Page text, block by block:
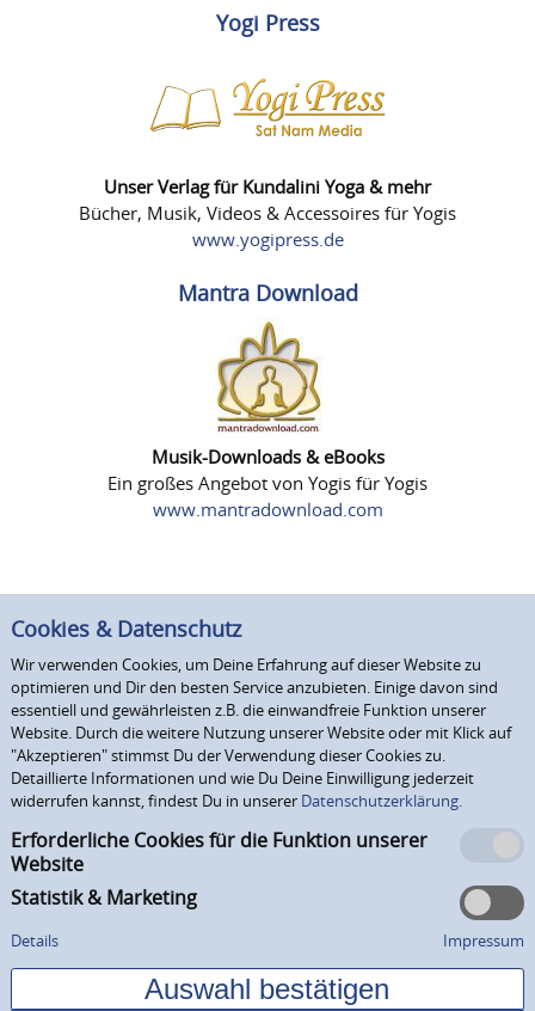
Yogi Press
Unser Verlag für Kundalini Yoga & mehr
Bücher, Musik, Videos & Accessoires für Yogis
www.yogipress.de
Mantra Download
Musik-Downloads & eBooks
Ein großes Angebot von Yogis für Yogis
www.mantradownload.com
Cookies & Datenschutz
Wir verwenden Cookies, um Deine Erfahrung auf dieser Website zu
optimieren und Dir den besten Service anzubieten. Einige davon sind
essentiell und gewährleisten z.B. die einwandfreie Funktion unserer
Website. Durch die weitere Nutzung unserer Website oder mit Klick auf
"Akzeptieren" stimmst Du der Verwendung dieser Cookies zu.
Detaillierte Informationen und wie Du Deine Einwilligung jederzeit
widerrufen kannst, findest Du in unserer Datenschutzerklärung.
Erforderliche Cookies für die Funktion unserer
Website
Statistik & Marketing
Details Impressum